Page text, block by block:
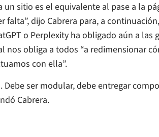
sitio es el equivalente al pase a la
falta”, dijo Cabrera para, a continuación,
o Perplexity ha obligado aún a las
nos obliga a todos “a redimensionar
con ella”.
ser modular, debe entregar
Cabrera.